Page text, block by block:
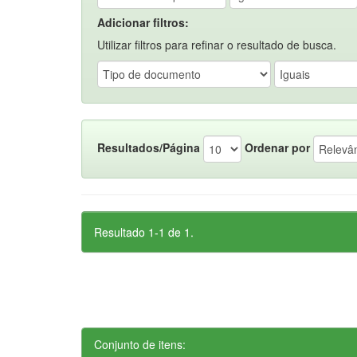
Adicionar filtros:
Utilizar filtros para refinar o resultado de busca.
Resultados/Página Ordenar por
Resultado 1-1 de 1.
Conjunto de itens: